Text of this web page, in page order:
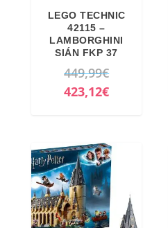
LEGO TECHNIC
42115 –
LAMBORGHINI
SIÁN FKP 37
449,99€I
l
e
z
z
o
o
423,12€I
r
e
z
z
o